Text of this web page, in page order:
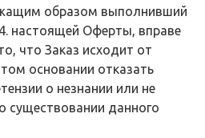
образом выполнивший
настоящей Оферты, вправе
что Заказ исходит от
основании отказать
о незнании или не
существовании данного